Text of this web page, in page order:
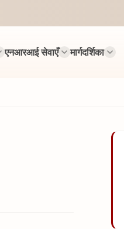
एनआरआई सेवाएँ मार्गदर्शिका